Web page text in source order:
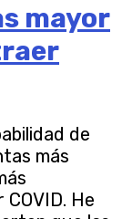
mayor
de
más
He